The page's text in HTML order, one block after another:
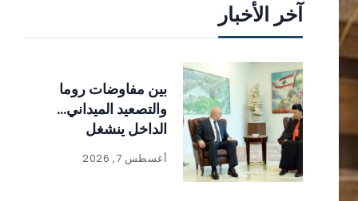
آخر الأخبار
بين مفاوضات روما
والتصعيد الميداني…
الداخل ينشغل
بالإصلاحات
أغسطس 7, 2026